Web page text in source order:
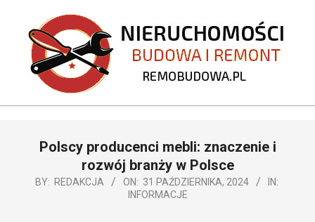
content
REMOBUDOWA.PL
NavigationPolscy producenci mebli: znaczenie i
rozwój branży w Polsce
BY: REDAKCJA ON: 31 PAŹDZIERNIKA, 2024
IN:
INFORMACJE